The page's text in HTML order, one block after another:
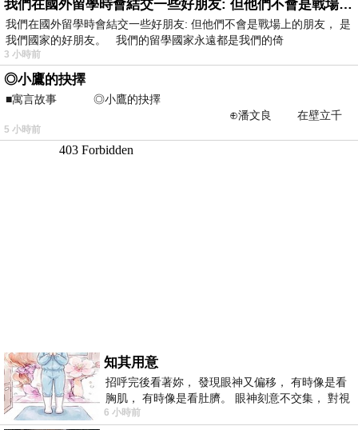
我們在國外留學時會結交一些好朋友: 但他們不會是戰場上的朋友
我們在國外留學時會結交一些好朋友: 但他們不會是戰場上的朋友， 是
我們國家的好朋友。 我們的留學國家永遠都是我們的倚
3 小時前
◎小鷹的抉擇
■寓言故事 ◎小鷹的抉擇
⊕潘文良 在壁立千
仞的懸崖上，有一座遮天蔽
5 小時前
知其用意
招呼完後看著妳， 發現眼神又偏移， 有時像是看
胸肌， 有時像是看肚臍。 眼神刻意不交集， 對視
視線不對齊， 讓我很難不
6 小時前